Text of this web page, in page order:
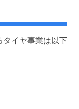
タイヤ事業は以下